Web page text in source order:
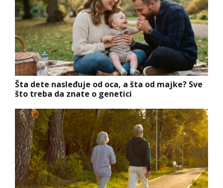
Šta dete nasleđuje od oca, a šta od majke? Sve
što treba da znate o genetici